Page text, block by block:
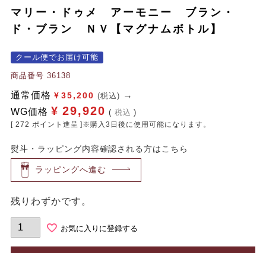
マリー・ドゥメ アーモニー ブラン・
ド・ブラン ＮＶ【マグナムボトル】
クール便でお届け可能
商品番号 36138
通常価格 ¥ 35,200 (税込)
WG価格 ¥ 29,920 税込
[ 272 ポイント進呈 ]※購入3日後に使用可能になります。
熨斗・ラッピング内容確認される方はこちら
ラッピングへ進む
残りわずかです。
お気に入りに登録する